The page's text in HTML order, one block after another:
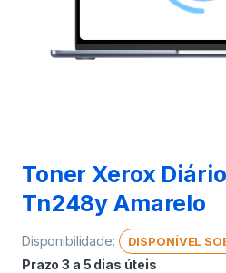
Toner Xerox
Tn248y Amarelo
Disponibilidade: DISPONÍVEL
Prazo 3 a 5 dias úteis